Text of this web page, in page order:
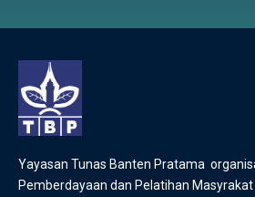
Yayasan Tunas Banten Pratama
Pemberdayaan dan Pelatihan Masyrakat